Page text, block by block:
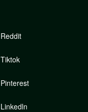
Reddit
Tiktok
Pinterest
Linkedln